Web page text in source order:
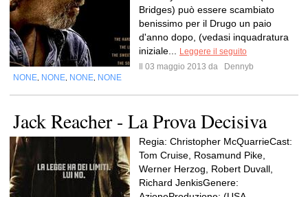
Bridges) può essere scambiato
benissimo per il Drugo un paio
d'anno dopo, (vedasi inquadratura
iniziale...
Leggere il seguito
Il 03 maggio 2013 da
Dennyb
NONE NONE NONE NONE
Jack Reacher - La Prova Decisiva
Regia: Christopher McQuarrieCast:
Tom Cruise, Rosamund Pike,
Werner Herzog, Robert Duvall,
Richard JenkisGenere: